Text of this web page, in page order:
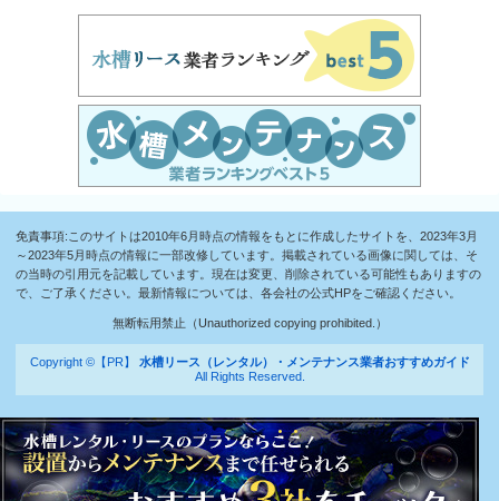
免責事項:このサイトは2010年6月時点の情報をもとに作成したサイトを、2023年3月
～2023年5月時点の情報に一部改修しています。掲載されている画像に関しては、そ
の当時の引用元を記載しています。現在は変更、削除されている可能性もありますの
で、ご了承ください。最新情報については、各会社の公式HPをご確認ください。
無断転用禁止（Unauthorized copying prohibited.）
Copyright ©【PR】 水槽リース（レンタル）・メンテナンス業者おすすめガイド
All Rights Reserved.